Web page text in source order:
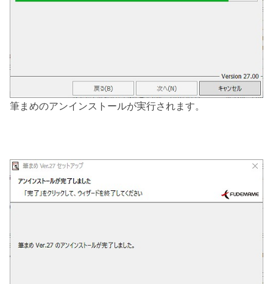
筆まめのアンインストールが実行されます。